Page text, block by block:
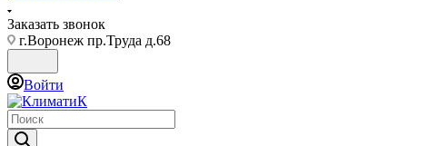
Заказать звонок
г.Воронеж пр.Труда д.68
Войти